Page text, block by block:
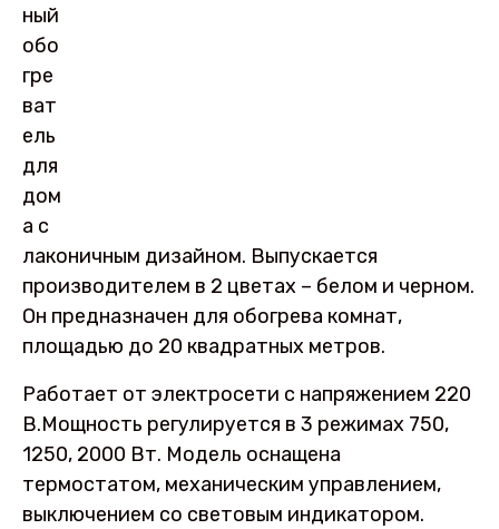
ный
обо
гре
ват
ель
для
дом
а с
лаконичным дизайном. Выпускается
производителем в 2 цветах – белом и черном.
Он предназначен для обогрева комнат,
площадью до 20 квадратных метров.
Работает от электросети с напряжением 220
В.Мощность регулируется в 3 режимах 750,
1250, 2000 Вт. Модель оснащена
термостатом, механическим управлением,
выключением со световым индикатором.